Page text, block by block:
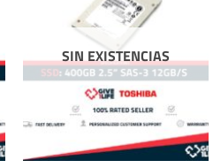
SIN EXISTENCIAS